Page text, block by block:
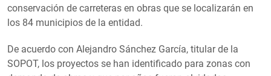
conservación de carreteras en obras que se localizarán en
los 84 municipios de la entidad.
De acuerdo con Alejandro Sánchez García, titular de la
SOPOT, los proyectos se han identificado para zonas con